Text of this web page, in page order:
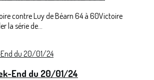
contre Luy de Béarn 64 à 60Victoire
série de...
End du 20/01/24